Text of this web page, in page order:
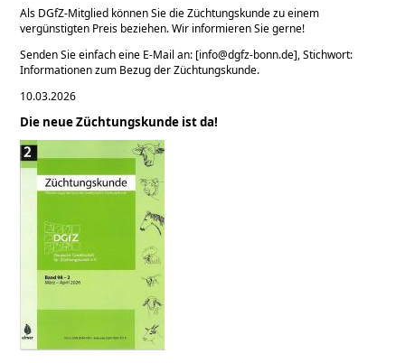
Als DGfZ-Mitglied können Sie die Züchtungskunde zu einem
vergünstigten Preis beziehen. Wir informieren Sie gerne!
Senden Sie einfach eine E-Mail an: [info@dgfz-bonn.de], Stichwort:
Informationen zum Bezug der Züchtungskunde.
10.03.2026
Die neue Züchtungskunde ist da!